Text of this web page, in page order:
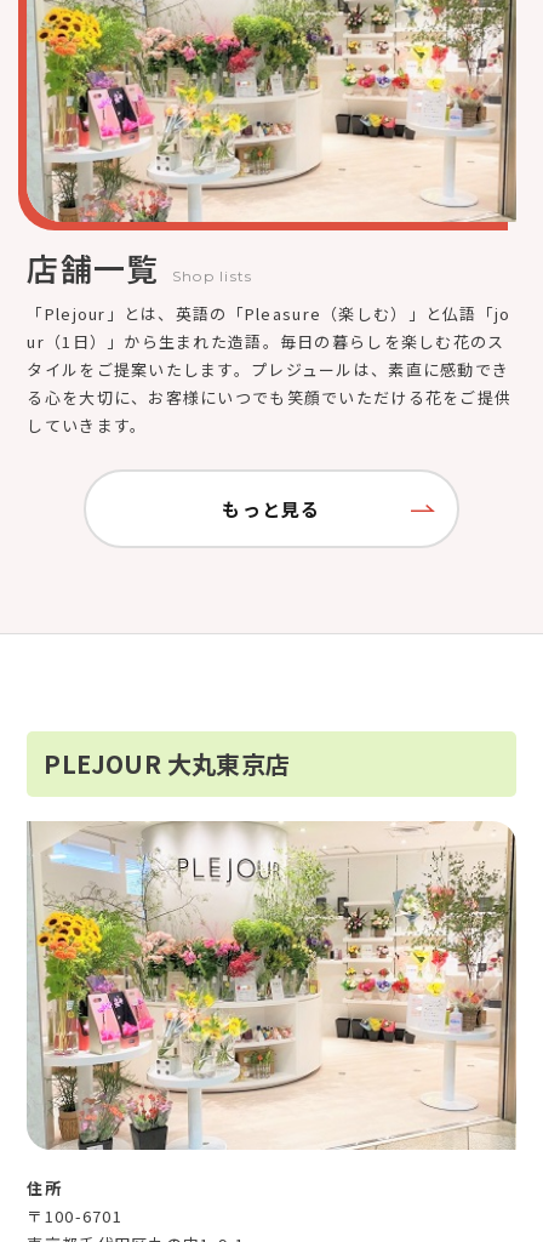
店舗一覧 Shop lists
「Plejour」とは、英語の「Pleasure（楽しむ）」と仏語「jo
ur（1日）」から生まれた造語。毎日の暮らしを楽しむ花のス
タイルをご提案いたします。プレジュールは、素直に感動でき
る心を大切に、お客様にいつでも笑顔でいただける花をご提供
していきます。
もっと見る
PLEJOUR 大丸東京店
住所
〒100-6701